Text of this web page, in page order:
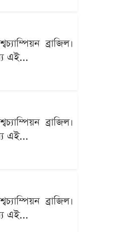
ব্রাজিল।
এই...
ব্রাজিল।
এই...
ব্রাজিল।
এই...